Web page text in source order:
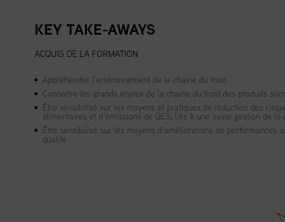
KEY TAKE-AWAYS
ACQUIS DE LA FORMATION
Appréhender l’environnement de la chaine du froid
Connaitre les grands enjeux de la chaine du froid des produits
Être sensibilisé sur les moyens et pratiques de réduction des
alimentaires et d’émissions de GES, liés à une saine gestion de la
Être sensibilisé sur les moyens d’améliorations de performances
qualité